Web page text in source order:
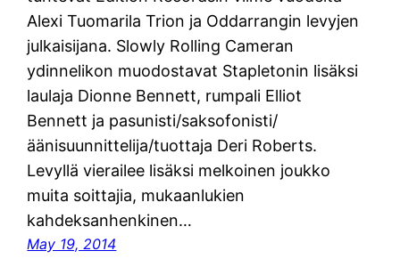
Alexi Tuomarila Trion ja Oddarrangin levyjen
julkaisijana. Slowly Rolling Cameran
ydinnelikon muodostavat Stapletonin lisäksi
laulaja Dionne Bennett, rumpali Elliot
Bennett ja pasunisti/saksofonisti/
äänisuunnittelija/tuottaja Deri Roberts.
Levyllä vierailee lisäksi melkoinen joukko
muita soittajia, mukaanlukien
kahdeksanhenkinen…
May 19, 2014